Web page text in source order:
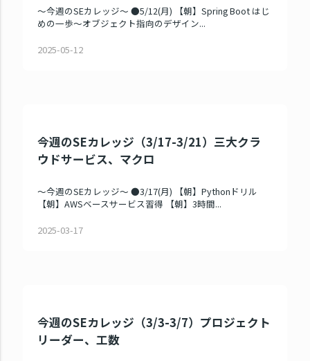
～今週のSEカレッジ～ ●5/12(月) 【朝】Spring Boot はじ
めの一歩～オブジェクト指向のデザイン...
2025-05-12
今週のSEカレッジ（3/17-3/21）三大クラ
ウドサービス、マクロ
～今週のSEカレッジ～ ●3/17(月) 【朝】Pythonドリル
【朝】AWSベースサービス習得 【朝】3時間...
2025-03-17
今週のSEカレッジ（3/3-3/7）プロジェクト
リーダー、工数